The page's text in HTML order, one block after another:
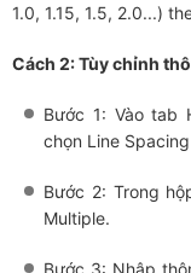
1.0, 1.15, 1.5, 2.0...)
Cách 2: Tùy chỉnh
Bước 1: Vào tab
chọn Line
Bước 2: Trong
Multiple.
Bước 3: Nhập